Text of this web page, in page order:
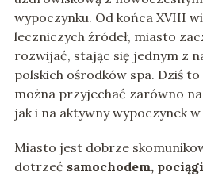
wypoczynku. Od końca XVIII
leczniczych źródeł, miasto
rozwijać, stając się jednym z
polskich ośrodków spa. Dziś
można przyjechać zarówno
jak i na aktywny wypoczynek
Miasto jest dobrze
dotrzeć samochodem,